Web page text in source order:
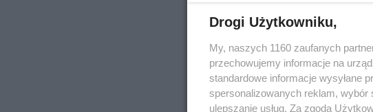
Drogi Użytkowniku,
My, naszych 1160 zaufanych
przechowujemy informacje na
standardowe informacje wysyłane
spersonalizowanych reklam, wybór
ulepszanie usług. Za zgodą